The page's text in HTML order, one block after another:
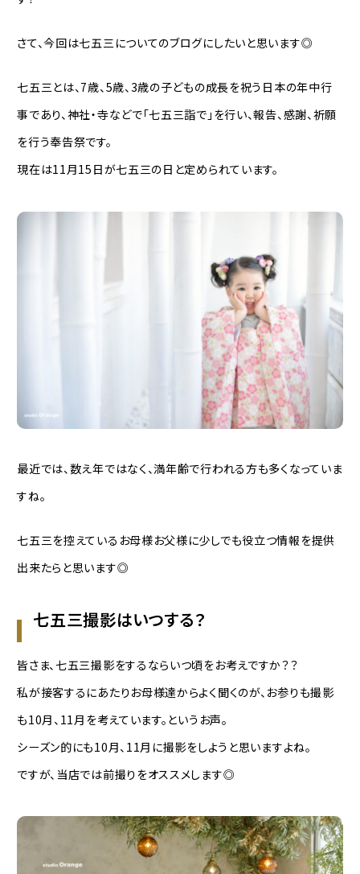
さて、今回は七五三についてのブログにしたいと思います◎
七五三とは、7歳、5歳、3歳の子どもの成長を祝う日本の年中行
事であり、神社・寺などで「七五三詣で」を行い、報告、感謝、祈願
を行う奉告祭です。
現在は11月15日が七五三の日と定められています。
最近では、数え年ではなく、満年齢で行われる方も多くなっていま
すね。
七五三を控えているお母様お父様に少しでも役立つ情報を提供
出来たらと思います◎
七五三撮影はいつする？
皆さま、七五三撮影をするならいつ頃をお考えですか？？
私が接客するにあたりお母様達からよく聞くのが、お参りも撮影
も10月、11月を考えています。というお声。
シーズン的にも10月、11月に撮影をしようと思いますよね。
ですが、当店では前撮りをオススメします◎